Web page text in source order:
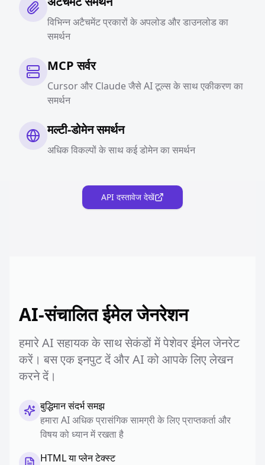
विभिन्न अटैचमेंट प्रकारों के अपलोड और डाउनलोड का
समर्थन
MCP सर्वर
Cursor और Claude जैसे AI टूल्स के साथ एकीकरण का
समर्थन
मल्टी-डोमेन समर्थन
अधिक विकल्पों के साथ कई डोमेन का समर्थन
API दस्तावेज देखें
AI-संचालित ईमेल जेनरेशन
हमारे AI सहायक के साथ सेकंडों में पेशेवर ईमेल जेनरेट
करें। बस एक इनपुट दें और AI को आपके लिए लेखन
करने दें।
बुद्धिमान संदर्भ समझ
हमारा AI अधिक प्रासंगिक सामग्री के लिए प्राप्तकर्ता और
विषय को ध्यान में रखता है
HTML या प्लेन टेक्स्ट